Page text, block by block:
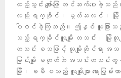
ထည့်သွင်း ​ဖျော်ဖြေ တင်ဆက်ပေးခဲ့သ
လည်း ရက္ခိုင်၊ မွတ်ဆလင်၊ မြို၊
ပါဝင်ခဲ့ကြသည်။ ဤနှစ် ထူးခြားသ
သည့် ရက္ခိုင်လူမျိုး တသင်း၊ မြိုလူ
တသင်း စသဖြင့် လူမျိုးဆိုင်ရာ အ
ခြင်းမျိုး မဟုတ်ဘဲ အသင်းတသ
မြို၊ ခမီ စသည့် လူမျိုးများ ရောပြွ